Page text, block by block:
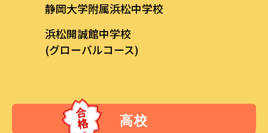
静岡大学附属浜松中学校
浜松開誠館中学校
(グローバルコース)
高校